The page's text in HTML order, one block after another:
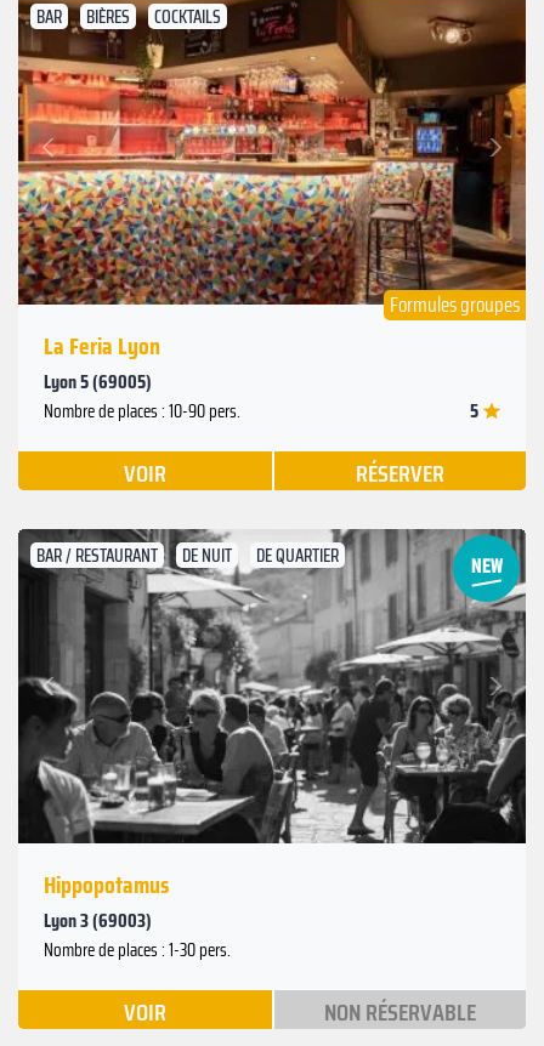
BAR BIÈRES COCKTAILS
Précédent
Suivant
Formules groupes
La Feria Lyon
Lyon 5 (69005)
Nombre de places : 10-90 pers. 5
VOIR RÉSERVER
BAR / RESTAURANT DE NUIT DE QUARTIER
Précédent
Suivant
Hippopotamus
Lyon 3 (69003)
Nombre de places : 1-30 pers.
VOIR NON RÉSERVABLE